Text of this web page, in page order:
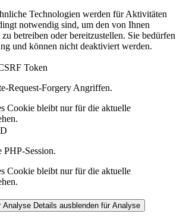
Technologien werden für Aktivitäten
notwendig sind, um den von Ihnen
betreiben oder bereitzustellen. Sie bedürfen
und können nicht deaktiviert werden.
Token
Request-Forgery Angriffen.
Cookie bleibt nur für die aktuelle
PHP-Session.
Cookie bleibt nur für die aktuelle
Analyse Details ausblenden für Analyse